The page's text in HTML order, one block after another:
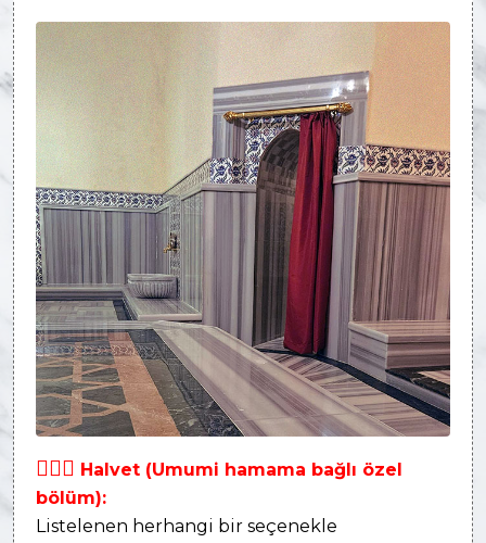
👩‍❤‍👨 Halvet (Umumi hamama bağlı özel
bölüm):
Listelenen herhangi bir seçenekle